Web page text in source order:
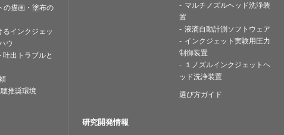
描画・塗布の
インクジェッ
ウ
出トラブルと
推奨環境
マルチノズルヘッド洗浄装
置
液滴自動計測ソフトウェア
インクジェット実験用圧力
制御装置
１ノズルインクジェットヘ
ッド洗浄装置
選び方ガイド
研究開発情報